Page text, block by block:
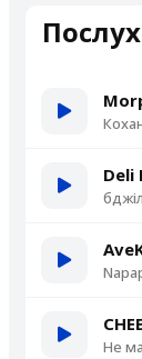
Deli
Не